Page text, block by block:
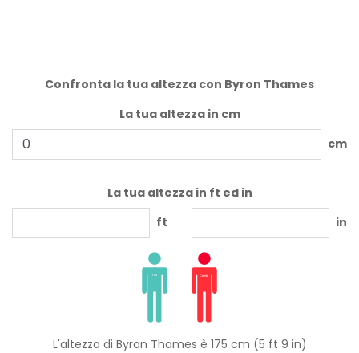
Confronta la tua altezza con Byron Thames
La tua altezza in cm
cm
La tua altezza in ft ed in
ft
in
L'altezza di Byron Thames è 175 cm (5 ft 9 in)